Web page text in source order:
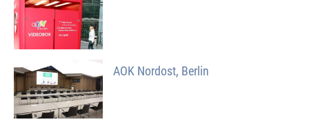
AOK Nordost, Berlin